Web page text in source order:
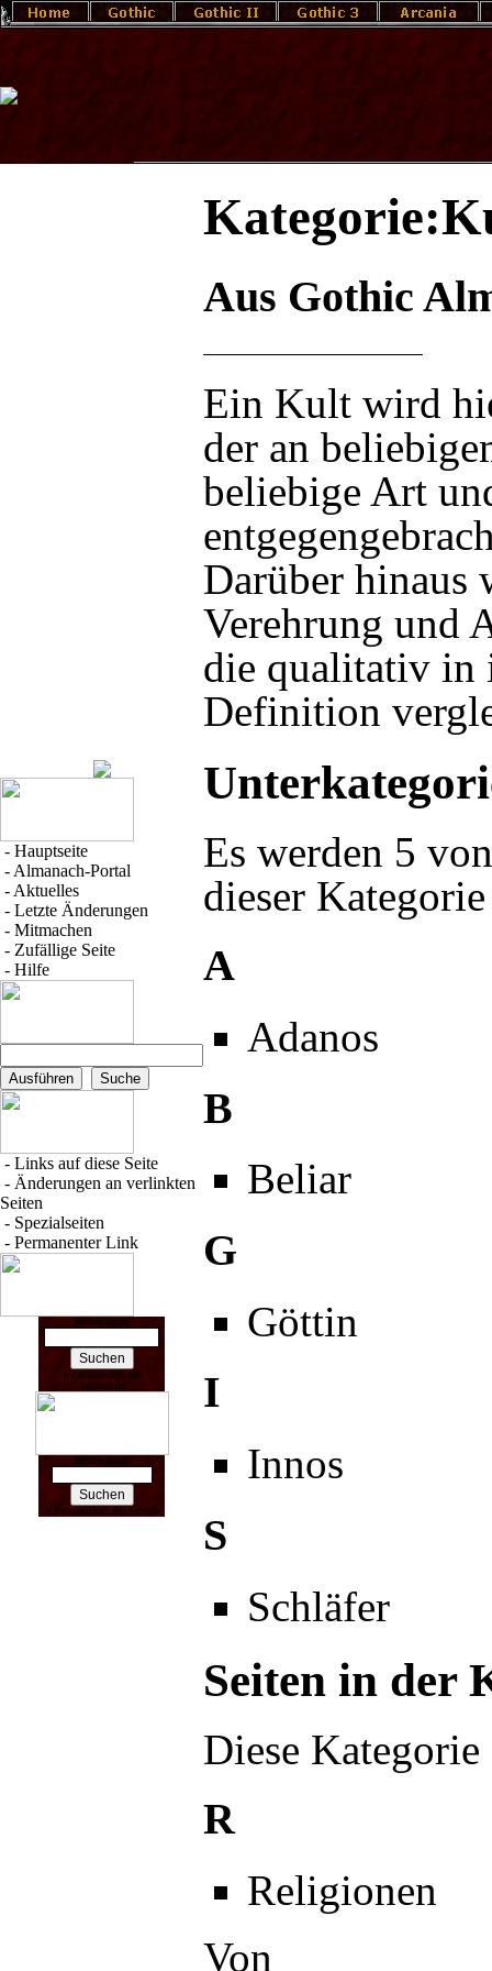
- Hauptseite
- Almanach-Portal
- Aktuelles
- Letzte Änderungen
- Mitmachen
- Zufällige Seite
- Hilfe
- Links auf diese Seite
- Änderungen an verlinkten
Seiten
- Spezialseiten
- Permanenter Link
Suchen nach:
In Partnerschaft mit
Amazon.de
Suchen nach:
In Partnerschaft mit Google
Aus Gothic
Ein Kult wird
der an
beliebige Art
Darüber hinaus
Verehrung und
die qualitativ in
Definition
Es werden 5
dieser
A
Adanos
B
Beliar
G
Göttin
I
Innos
S
Schläfer
Seiten in der
Diese
R
Religionen
Von